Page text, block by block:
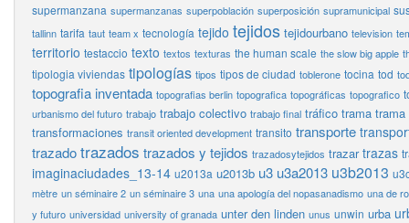
supermanzana supermanzanas superpoblación superposición supramunicipal
tallinn tarifa taut team x tecnología tejido tejidos tejidourbano television
territorio testaccio texto textos texturas the human scale the slow big apple
tipologia viviendas tipologías tipos tipos de ciudad toblerone tocina tod
topografia inventada topografias berlin topografica topográficas topografico
urbanismo del futuro trabajo trabajo colectivo trabajo final tráfico trama trama
transformaciones transit oriented development transito transporte
trazadotrazados trazados y tejidos trazadosytejidos trazar trazas
imaginaciudades_13-14 u2013a u2013b u3 u3a2013 u3b2013
mètre un séminaire 2 un séminaire 3 una una apología del nopasanadismo una de
y futuro universidad university of granada unter den linden unus unwin urba